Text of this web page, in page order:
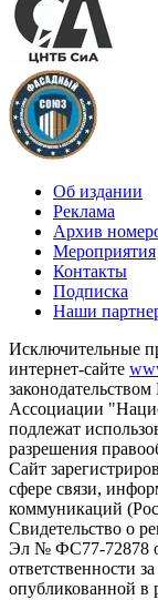
Об издании
Реклама
Архив
Мероприятия
Контакты
Подписка
Наши
Исключительные
интернет-сайте
Ассоциации
подлежат
разрешения
Сайт
сфере связи,
коммуникаций
Свидетельство о
Эл № ФС77-72878
ответственности
опубликованной в